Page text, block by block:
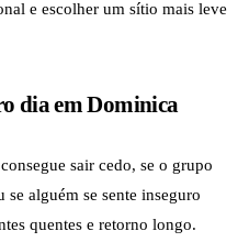
e escolher um sítio mais leve
dia em Dominica
sair cedo, se o grupo
alguém se sente inseguro
quentes e retorno longo.